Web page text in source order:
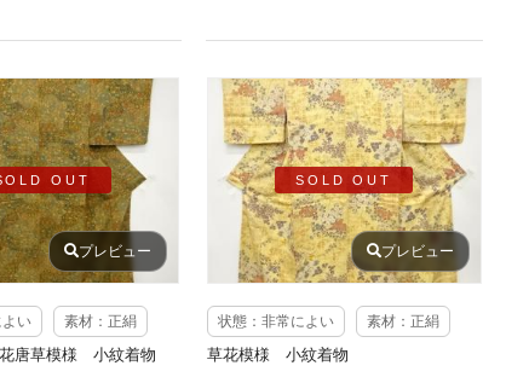
OUT
プレビュー
い 素材：正絹
唐草模様 小紋着物
SOLD OUT
プレビュー
状態：非常によい 素材：正絹
草花模様 小紋着物